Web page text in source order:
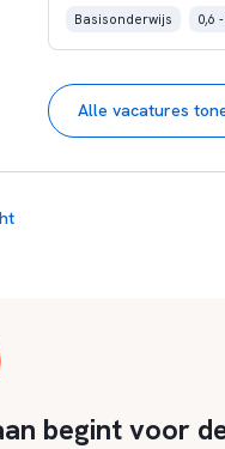
Basisonderwijs 0,6
Alle vacatures
begint voor